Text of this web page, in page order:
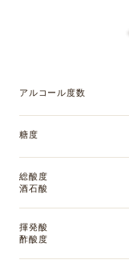
アルコール度数
糖度
総酸度
酒石酸
揮発酸
酢酸度